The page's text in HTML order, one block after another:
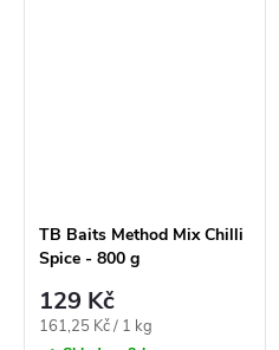
TB Baits Method Mix Chilli
Spice - 800 g
129 Kč
Měrná
161,25 Kč / 1 kg